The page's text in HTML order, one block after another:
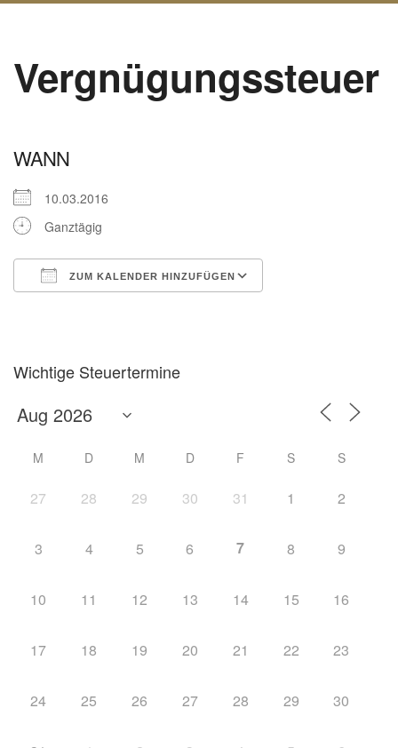
Vergnügungssteuer
WANN
10.03.2016
Ganztägig
ZUM KALENDER HINZUFÜGEN
Wichtige Steuertermine
M D M D F S S
27 28 29 30 31 1 2
3 4 5 6 7 8 9
10 11 12 13 14 15 16
17 18 19 20 21 22 23
24 25 26 27 28 29 30